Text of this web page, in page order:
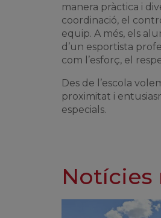
manera pràctica i
coordinació, el
equip. A més, els
d’un esportista
com l’esforç, el
Des de l’escola
proximitat i
especials.
Notícies